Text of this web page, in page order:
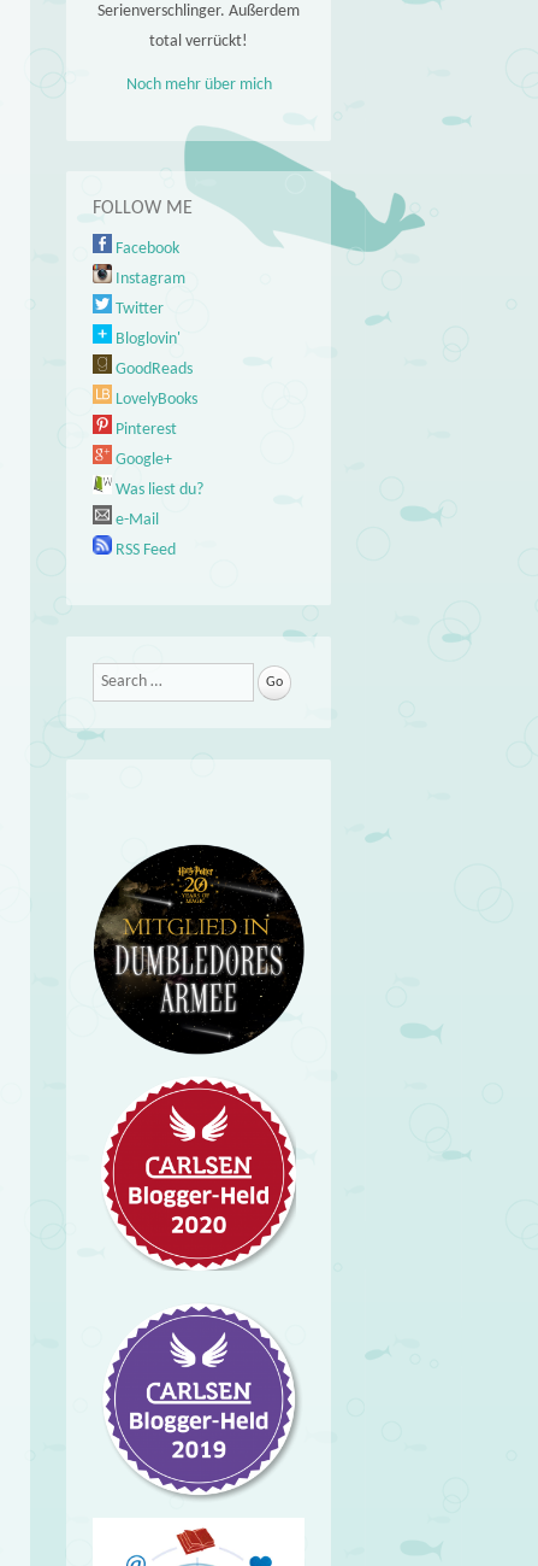
Serienverschlinger. Außerdem
total verrückt!
Noch mehr über mich
FOLLOW ME
Facebook
Instagram
Twitter
Bloglovin'
GoodReads
LovelyBooks
Pinterest
Google+
Was liest du?
e-Mail
RSS Feed
Search